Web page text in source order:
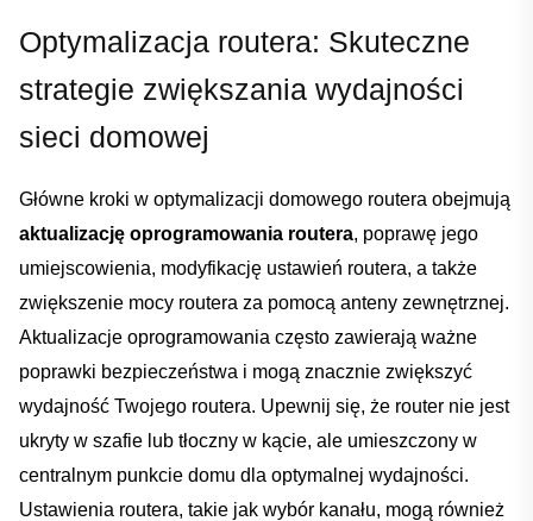
Optymalizacja routera: Skuteczne
strategie zwiększania wydajności
sieci domowej
Główne ‍kroki w optymalizacji domowego routera obejmują
aktualizację⁣ oprogramowania routera, poprawę jego
‌umiejscowienia, ‌modyfikację ustawień routera, a także
zwiększenie ⁤mocy routera za pomocą anteny zewnętrznej.⁤
Aktualizacje oprogramowania często zawierają ważne
poprawki bezpieczeństwa i mogą znacznie zwiększyć
wydajność Twojego routera. Upewnij ⁢się, ⁤że router nie jest
ukryty w szafie ​lub⁣ tłoczny w kącie, ale‌ umieszczony ⁣w
centralnym punkcie domu dla optymalnej⁣ wydajności.
Ustawienia routera, takie jak wybór kanału, mogą również